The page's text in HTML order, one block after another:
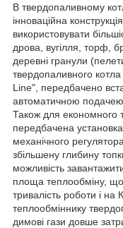
В твердопаливному
інноваційна
використовувати
дрова, вугілля, торф,
деревні гранули
твердопаливного
Line", передбачено
автоматичною подачею
Також для економного
передбачена
механічного
збільшену глибину
можливість
площа теплообміну,
тривалість роботи і
теплообміннику
димові гази довше